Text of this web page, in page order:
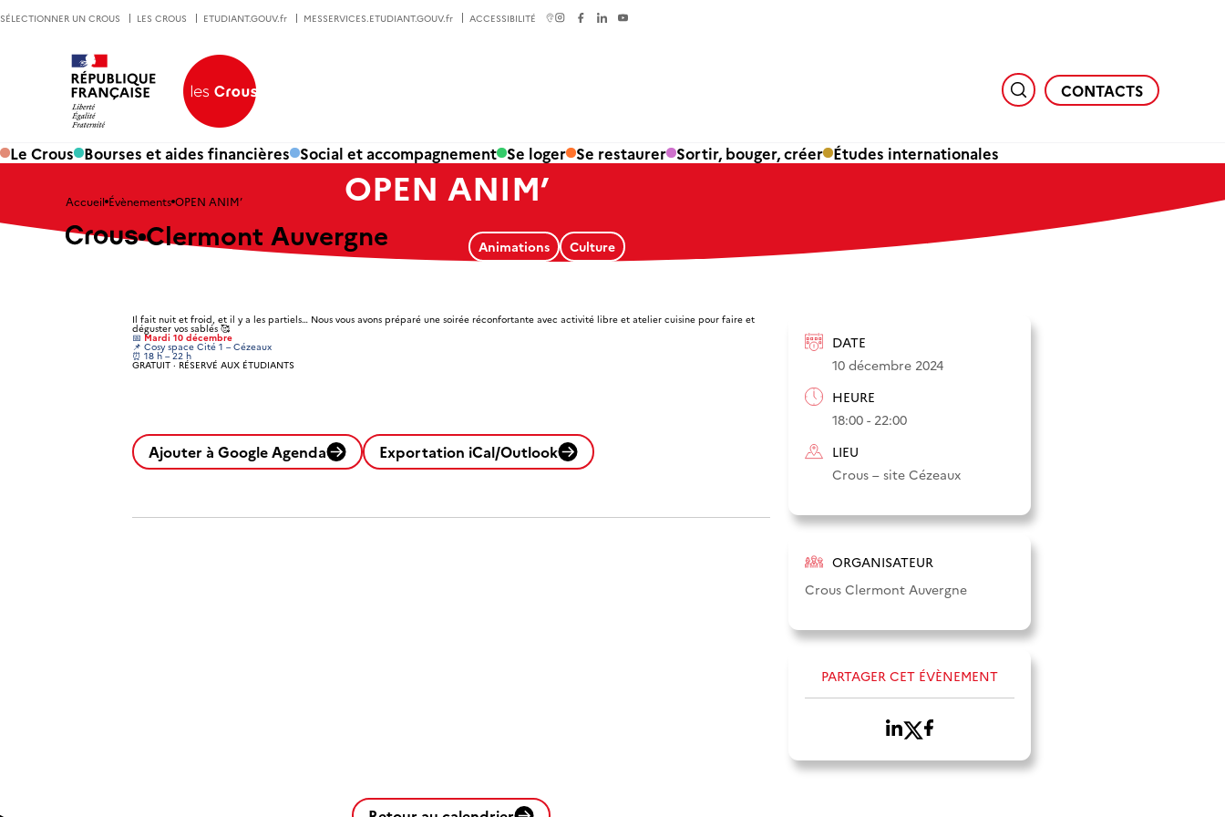
SÉLECTIONNER UN CROUS LES CROUS ETUDIANT.GOUV.fr MESSERVICES.ETUDIANT.GOUV.fr ACCESSIBILITÉ
CONTACTS
Le Crous Bourses et aides financières Social et accompagnement Se loger Se restaurer Sortir, bouger, créer Études internationales
Accueil Évènements OPEN ANIM’
Clermont Auvergne
OPEN ANIM’
Animations Culture
DATE
10 décembre 2024
HEURE
18:00 - 22:00
LIEU
Crous – site Cézeaux
ORGANISATEUR
Crous Clermont Auvergne
PARTAGER CET ÉVÈNEMENT
Il fait nuit et froid, et il y a les partiels… Nous vous avons préparé une soirée réconfortante avec activité libre et atelier cuisine pour faire et
déguster vos sablés 🥰
📅 Mardi 10 décembre
📌 Cosy space Cité 1 – Cézeaux
⏰ 18 h – 22 h
GRATUIT · RÉSERVÉ AUX ÉTUDIANTS
Ajouter à Google Agenda Exportation iCal/Outlook